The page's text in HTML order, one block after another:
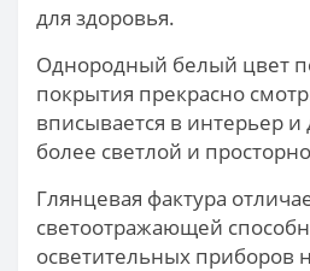
для здоровья.
Однородный белый цвет
покрытия прекрасно
вписывается в интерьер и
более светлой и
Глянцевая фактура
светоотражающей
осветительных приборов